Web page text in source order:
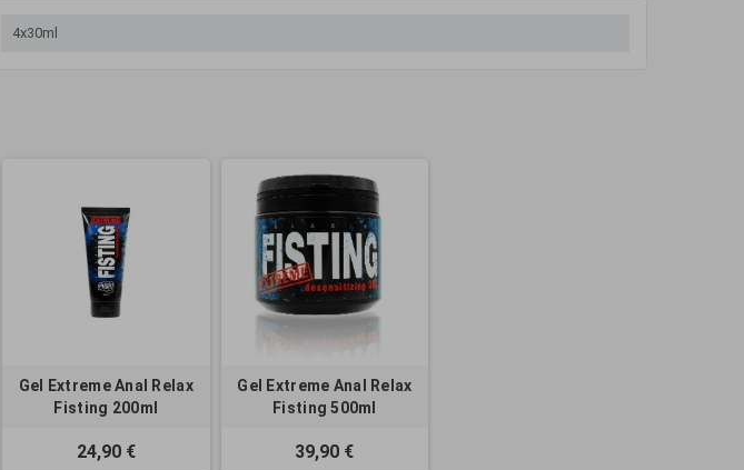
4x30ml
Gel Extreme Anal Relax
Fisting 200ml
24,90 €
Gel Extreme Anal Relax
Fisting 500ml
39,90 €